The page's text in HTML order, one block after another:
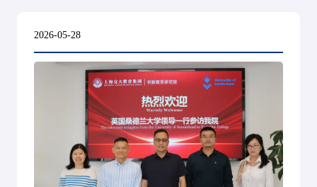
2026-05-28